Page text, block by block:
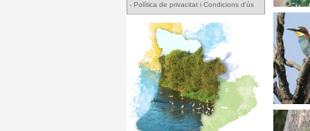
- Política de privacitat i Condicions d'ús